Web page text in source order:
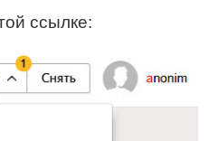
ссылке: